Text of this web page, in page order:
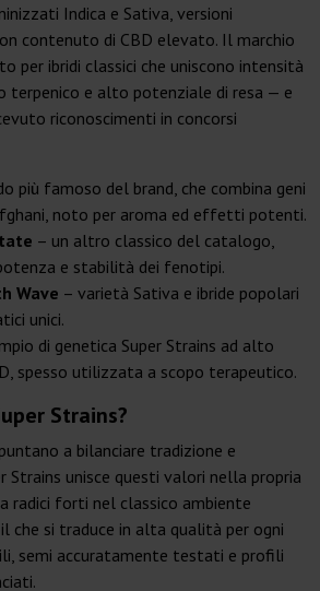
Indica e Sativa, versioni
contenuto di CBD elevato. Il marchio
per ibridi classici che uniscono intensità
terpenico e alto potenziale di resa — e
riconoscimenti in concorsi
più famoso del brand, che combina geni
noto per aroma ed effetti potenti.
– un altro classico del catalogo,
e stabilità dei fenotipi.
Wave – varietà Sativa e ibride popolari
unici.
di genetica Super Strains ad alto
spesso utilizzata a scopo terapeutico.
Strains?
a bilanciare tradizione e
Strains unisce questi valori nella propria
radici forti nel classico ambiente
che si traduce in alta qualità per ogni
semi accuratamente testati e profili